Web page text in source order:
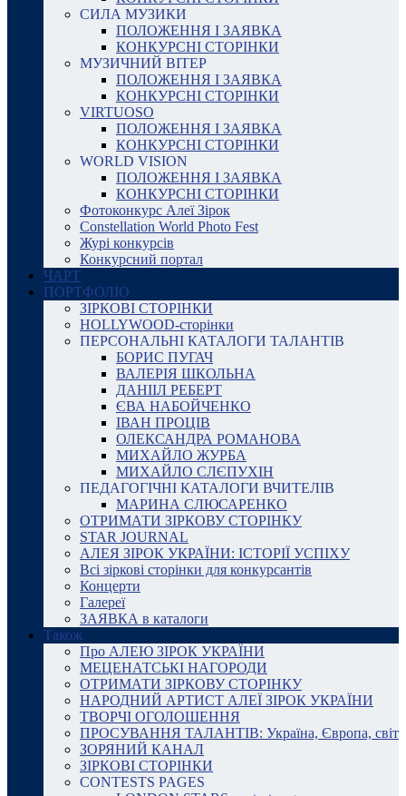
СИЛА МУЗИКИ
ПОЛОЖЕННЯ І ЗАЯВКА
КОНКУРСНІ СТОРІНКИ
МУЗИЧНИЙ ВІТЕР
ПОЛОЖЕННЯ І ЗАЯВКА
КОНКУРСНІ СТОРІНКИ
VIRTUOSO
ПОЛОЖЕННЯ І ЗАЯВКА
КОНКУРСНІ СТОРІНКИ
WORLD VISION
ПОЛОЖЕННЯ І ЗАЯВКА
КОНКУРСНІ СТОРІНКИ
Фотоконкурс Алеї Зірок
Constellation World Photo Fest
Журі конкурсів
Конкурсний портал
ЧАРТ
ПОРТФОЛІО
ЗІРКОВІ СТОРІНКИ
HOLLYWOOD-сторінки
ПЕРСОНАЛЬНІ КАТАЛОГИ ТАЛАНТІВ
БОРИС ПУГАЧ
ВАЛЕРІЯ ШКОЛЬНА
ДАНІІЛ РЕБЕРТ
ЄВА НАБОЙЧЕНКО
ІВАН ПРОЦІВ
ОЛЕКСАНДРА РОМАНОВА
МИХАЙЛО ЖУРБА
МИХАЙЛО СЛЄПУХІН
ПЕДАГОГІЧНІ КАТАЛОГИ ВЧИТЕЛІВ
МАРИНА СЛЮСАРЕНКО
ОТРИМАТИ ЗІРКОВУ СТОРІНКУ
STAR JOURNAL
АЛЕЯ ЗІРОК УКРАЇНИ: ІСТОРІЇ УСПІХУ
Всі зіркові сторінки для конкурсантів
Концерти
Галереї
ЗАЯВКА в каталоги
Також
Про АЛЕЮ ЗІРОК УКРАЇНИ
МЕЦЕНАТСЬКІ НАГОРОДИ
ОТРИМАТИ ЗІРКОВУ СТОРІНКУ
НАРОДНИЙ АРТИСТ АЛЕЇ ЗІРОК УКРАЇНИ
ТВОРЧІ ОГОЛОШЕННЯ
ПРОСУВАННЯ ТАЛАНТІВ: Україна, Європа, світ
ЗОРЯНИЙ КАНАЛ
ЗІРКОВІ СТОРІНКИ
CONTESTS PAGES